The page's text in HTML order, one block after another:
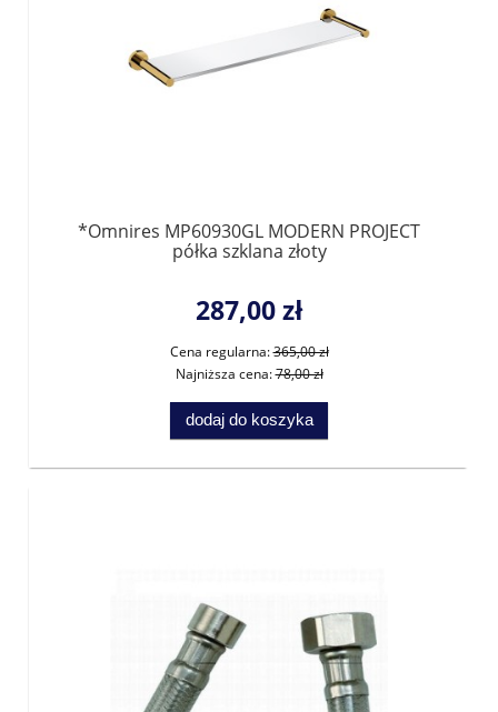
*Omnires MP60930GL MODERN PROJECT
półka szklana złoty
287,00 zł
Cena regularna:365,00 zł
Najniższa cena:78,00 zł
dodaj do koszyka